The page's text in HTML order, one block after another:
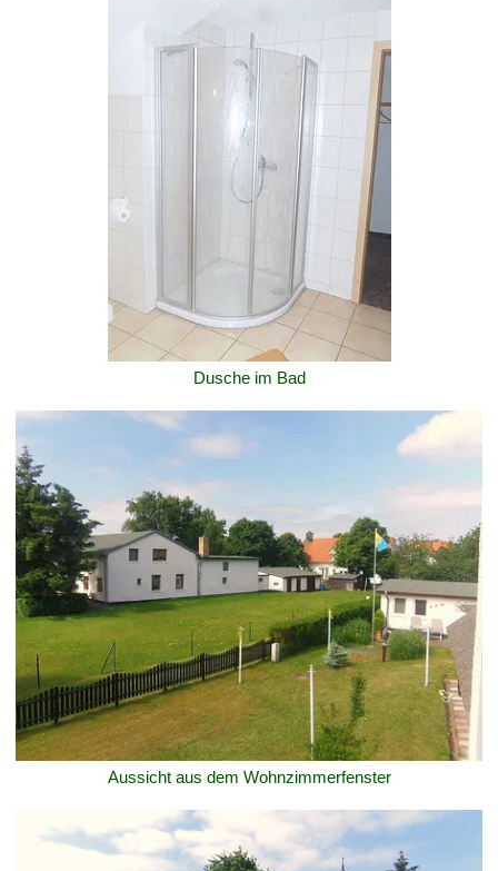
Dusche im Bad
Aussicht aus dem Wohnzimmerfenster